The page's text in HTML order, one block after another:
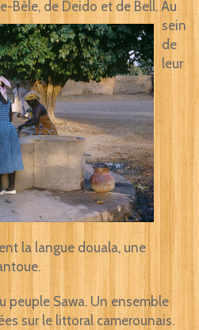
Bèle,de Deido et de Bell. Au
sein
de
leur
la langue douala, une
peuple Sawa. Un ensemble
sur le littoral camerounais.